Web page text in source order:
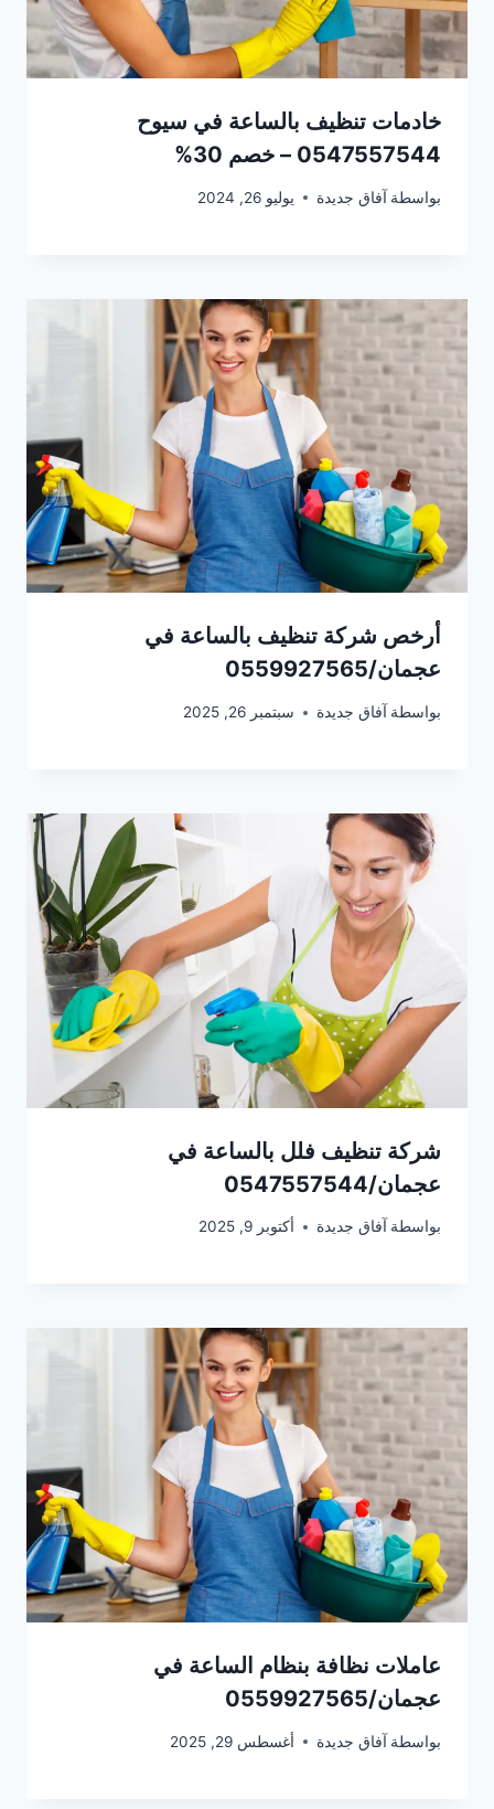
خادمات تنظيف بالساعة في سيوح
0547557544 – خصم 30%
بواسطة آفاق جديدة يوليو 26, 2024
أرخص شركة تنظيف بالساعة في
عجمان/0559927565
بواسطة آفاق جديدة سبتمبر 26, 2025
شركة تنظيف فلل بالساعة في
عجمان/0547557544
بواسطة آفاق جديدة أكتوبر 9, 2025
عاملات نظافة بنظام الساعة في
عجمان/0559927565
بواسطة آفاق جديدة أغسطس 29, 2025